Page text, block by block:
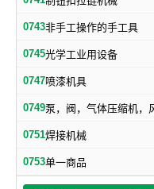
0743非手工操作的手工具
0745光学工业用设备
0747喷漆机具
0749
0751焊接机械
0753单一商品